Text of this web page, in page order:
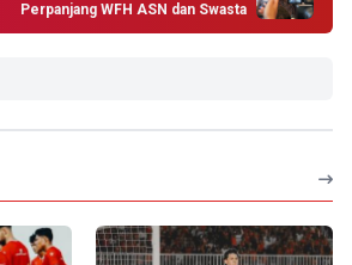
Perpanjang WFH ASN dan Swasta